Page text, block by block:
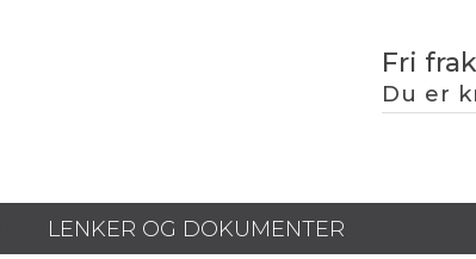
Fri
Du er
LENKER OG DOKUMENTER